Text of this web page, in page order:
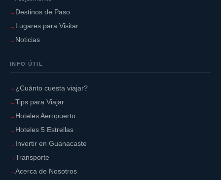
Destinos de Paso
Lugares para Visitar
Noticias
INFO ÚTIL
¿Cuánto cuesta viajar?
Tips para Viajar
Hoteles Aeropuerto
Hoteles 5 Estrellas
Invertir en Guanacaste
Transporte
Acerca de Nosotros